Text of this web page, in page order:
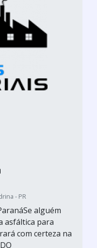
- PR
alguém
asfáltica para
com certeza na